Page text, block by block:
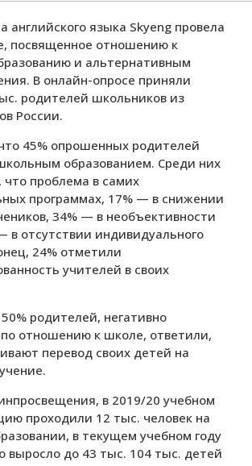
английского языка Skyeng провела
посвященное отношению к
и альтернативным
В онлайн-опросе приняли
родителей школьников из
России.
45% опрошенных родителей
образованием. Среди них
что проблема в самих
программах, 17% — в снижении
34% — в необъективности
в отсутствии индивидуального
24% отметили
учителей в своих
родителей, негативно
отношению к школе, ответили,
перевод своих детей на
в 2019/20 учебном
проходили 12 тыс. человек на
в текущем учебном году
выросло до 43 тыс. 104 тыс. детей